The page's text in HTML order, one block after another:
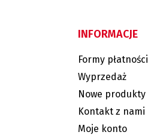
INFORMACJE
Formy płatności
Wyprzedaż
Nowe produkty
Kontakt z nami
Moje konto